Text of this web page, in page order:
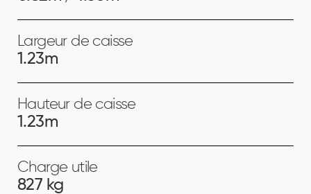
Largeur de caisse
1.23m
Hauteur de caisse
1.23m
Charge utile
827 kg